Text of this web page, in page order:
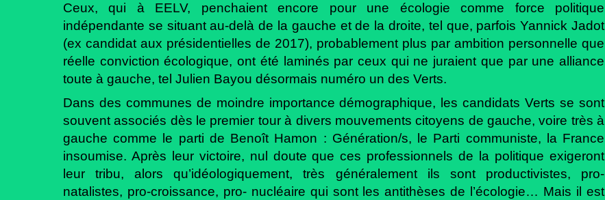
Ceux, qui à EELV, penchaient encore pour une écologie comme force politique
indépendante se situant au-delà de la gauche et de la droite, tel que, parfois Yannick Jadot
(ex candidat aux présidentielles de 2017), probablement plus par ambition personnelle que
réelle conviction écologique, ont été laminés par ceux qui ne juraient que par une alliance
toute à gauche, tel Julien Bayou désormais numéro un des Verts.
Dans des communes de moindre importance démographique, les candidats Verts se sont
souvent associés dès le premier tour à divers mouvements citoyens de gauche, voire très à
gauche comme le parti de Benoît Hamon : Génération/s, le Parti communiste, la France
insoumise. Après leur victoire, nul doute que ces professionnels de la politique exigeront
leur tribu, alors qu’idéologiquement, très généralement ils sont productivistes, pro-
natalistes, pro-croissance, pro- nucléaire qui sont les antithèses de l’écologie… Mais il est